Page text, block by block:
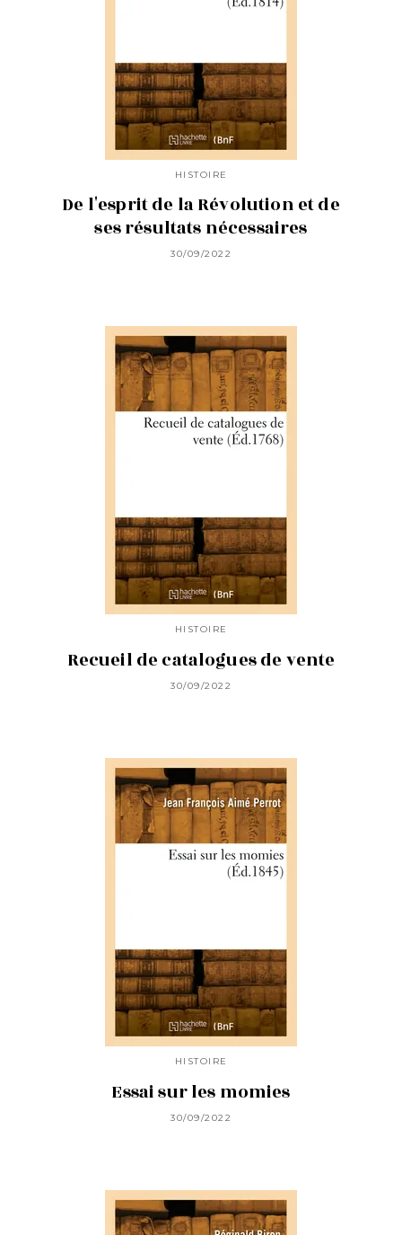
HISTOIRE
De l'esprit de la Révolution et de
ses résultats nécessaires
30/09/2022
HISTOIRE
Recueil de catalogues de vente
30/09/2022
HISTOIRE
Essai sur les momies
30/09/2022